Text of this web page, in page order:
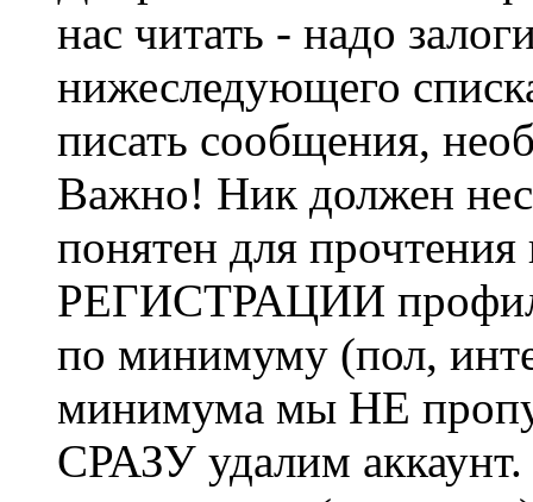
нас читать - надо
нижеследующего
писать сообщения,
Важно! Ник должен
понятен для
РЕГИСТРАЦИИ профиль
по минимуму (пол,
минимума мы НЕ
СРАЗУ удалим